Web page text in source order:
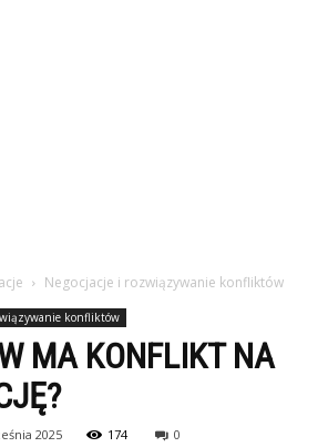
Negocjacje i rozwiązywanie konfliktów
konfliktów
MA KONFLIKT NA
2025 174 0